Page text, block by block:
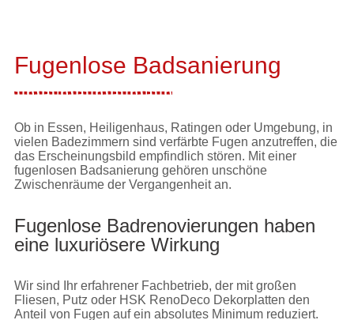
Fugenlose Badsanierung
Ob in Essen, Heiligenhaus, Ratingen oder Umgebung, in
vielen Badezimmern sind verfärbte Fugen anzutreffen, die
das Erscheinungsbild empfindlich stören. Mit einer
fugenlosen Badsanierung gehören unschöne
Zwischenräume der Vergangenheit an.
Fugenlose Badrenovierungen haben
eine luxuriösere Wirkung
Wir sind Ihr erfahrener Fachbetrieb, der mit großen
Fliesen, Putz oder HSK RenoDeco Dekorplatten den
Anteil von Fugen auf ein absolutes Minimum reduziert.